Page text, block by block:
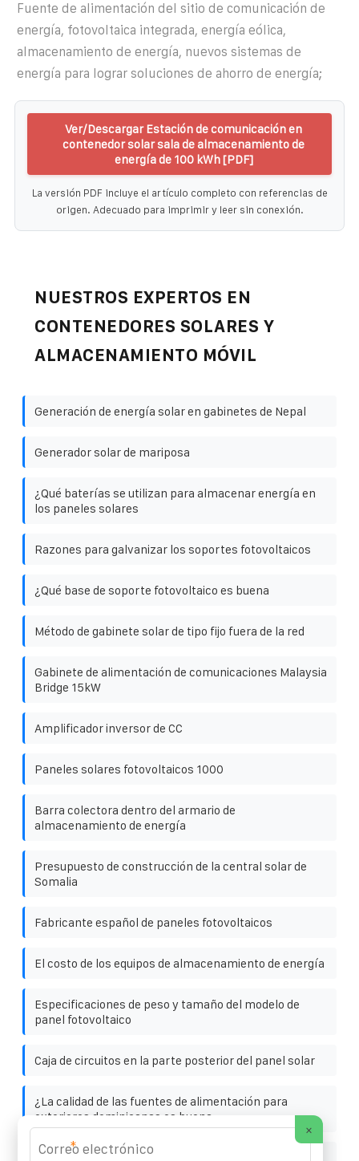
Fuente de alimentación del sitio de comunicación de
energía, fotovoltaica integrada, energía eólica,
almacenamiento de energía, nuevos sistemas de
energía para lograr soluciones de ahorro de energía;
Ver/Descargar Estación de comunicación en
contenedor solar sala de almacenamiento de
energía de 100 kWh [PDF]
La versión PDF incluye el artículo completo con referencias de
origen. Adecuado para imprimir y leer sin conexión.
NUESTROS EXPERTOS EN
CONTENEDORES SOLARES Y
ALMACENAMIENTO MÓVIL
Generación de energía solar en gabinetes de Nepal
Generador solar de mariposa
¿Qué baterías se utilizan para almacenar energía en
los paneles solares
Razones para galvanizar los soportes fotovoltaicos
¿Qué base de soporte fotovoltaico es buena
Método de gabinete solar de tipo fijo fuera de la red
Gabinete de alimentación de comunicaciones Malaysia
Bridge 15kW
Amplificador inversor de CC
Paneles solares fotovoltaicos 1000
Barra colectora dentro del armario de
almacenamiento de energía
Presupuesto de construcción de la central solar de
Somalia
Fabricante español de paneles fotovoltaicos
El costo de los equipos de almacenamiento de energía
Especificaciones de peso y tamaño del modelo de
panel fotovoltaico
Caja de circuitos en la parte posterior del panel solar
¿La calidad de las fuentes de alimentación para
exteriores dominicanas es buena
Gabinete para baterías de plomo-ácido de 1500 V
×
*